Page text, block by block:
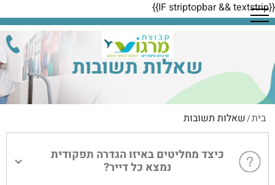
{{IF striptopbar && textstrip}}
שאלות תשובות
בית/שאלות תשובות
כיצד מחליטים באיזו הגדרה תפקודית
נמצא כל דייר?